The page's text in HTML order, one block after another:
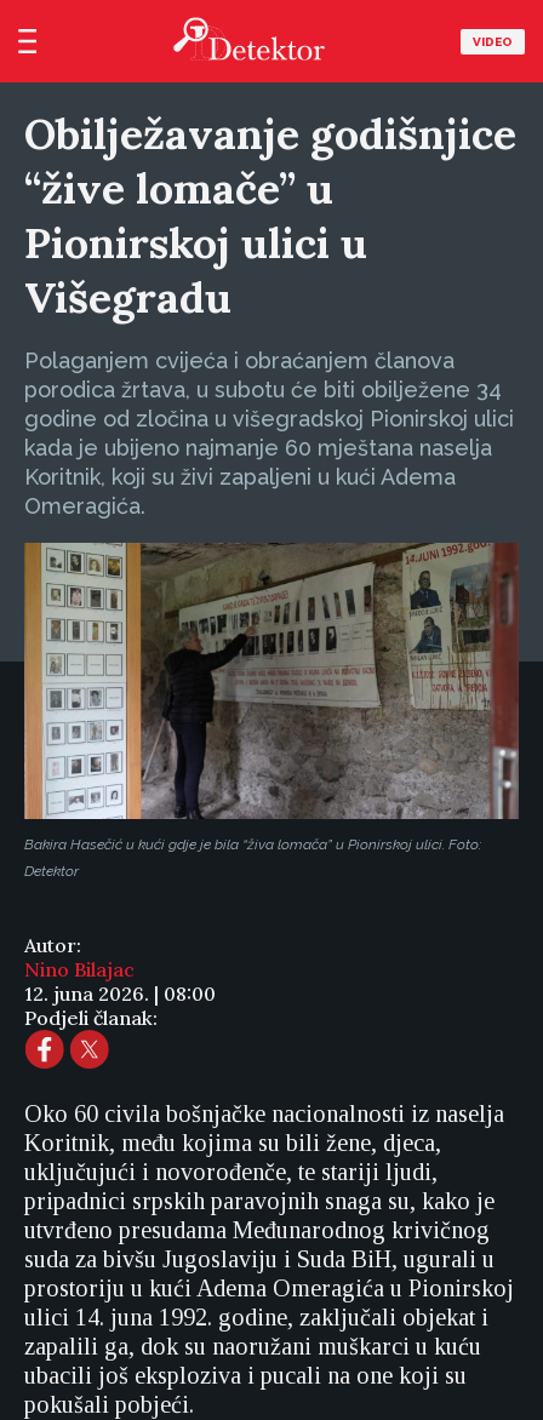
VIDEO
Obilježavanje godišnjice
“žive lomače” u
Pionirskoj ulici u
Višegradu
Polaganjem cvijeća i obraćanjem članova
porodica žrtava, u subotu će biti obilježene 34
godine od zločina u višegradskoj Pionirskoj ulici
kada je ubijeno najmanje 60 mještana naselja
Koritnik, koji su živi zapaljeni u kući Adema
Omeragića.
Bakira Hasečić u kući gdje je bila “živa lomača” u Pionirskoj ulici. Foto:
Detektor
Autor:
Nino Bilajac
12. juna 2026. | 08:00
Podjeli članak:
Oko 60 civila bošnjačke nacionalnosti iz naselja
Koritnik, među kojima su bili žene, djeca,
uključujući i novorođenče, te stariji ljudi,
pripadnici srpskih paravojnih snaga su, kako je
utvrđeno presudama Međunarodnog krivičnog
suda za bivšu Jugoslaviju i Suda BiH, ugurali u
prostoriju u kući Adema Omeragića u Pionirskoj
ulici 14. juna 1992. godine, zaključali objekat i
zapalili ga, dok su naoružani muškarci u kuću
ubacili još eksploziva i pucali na one koji su
pokušali pobjeći.